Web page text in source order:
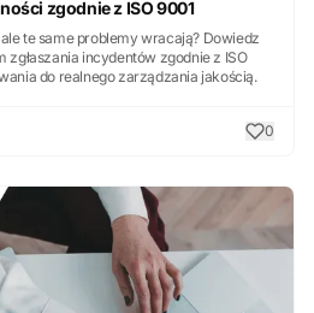
zgodnie z ISO 9001
te same problemy wracają? Dowiedz
zgłaszania incydentów zgodnie z ISO
do realnego zarządzania jakością.
0